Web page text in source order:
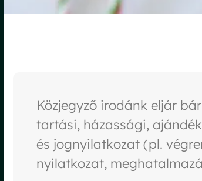
Közjegyző irodánk eljár
tartási, házassági,
és jognyilatkozat (pl.
nyilatkozat,